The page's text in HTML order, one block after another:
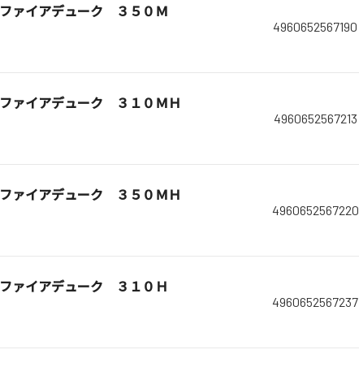
ファイアデューク ３５０Ｍ
4960652567190
ファイアデューク ３１０ＭＨ
4960652567213
ファイアデューク ３５０ＭＨ
4960652567220
ファイアデューク ３１０Ｈ
4960652567237